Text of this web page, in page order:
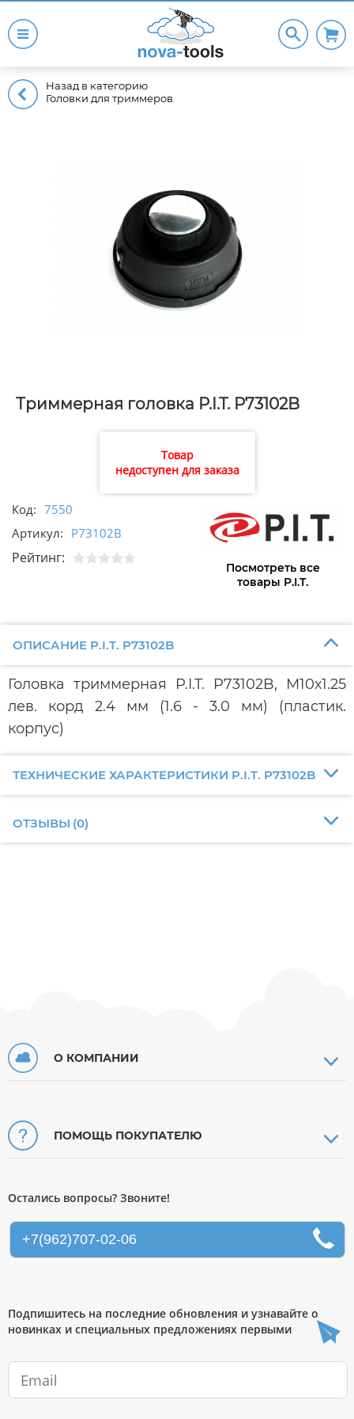
Назад в категорию
Головки для триммеров
Триммерная головка P.I.T. P73102B
Товар
недоступен для заказа
Код: 7550
Артикул: P73102B
Рейтинг:
Посмотреть все
товары P.I.T.
ОПИСАНИЕ P.I.T. P73102B
Головка триммерная P.I.T. P73102B, М10х1.25
лев. корд 2.4 мм (1.6 - 3.0 мм) (пластик.
корпус)
ТЕХНИЧЕСКИЕ ХАРАКТЕРИСТИКИ P.I.T. P73102B
ОТЗЫВЫ (0)
О КОМПАНИИ
ПОМОЩЬ ПОКУПАТЕЛЮ
Остались вопросы? Звоните!
+7(962)707-02-06
Подпишитесь на последние обновления и узнавайте о
новинках и специальных предложениях первыми